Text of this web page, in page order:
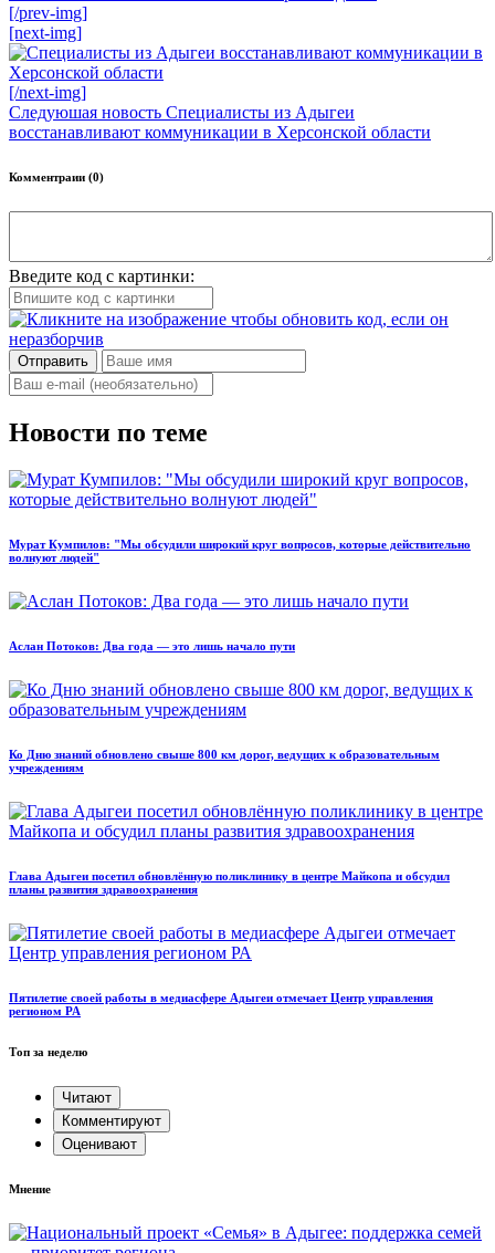
[/prev-img]
[next-img]
[/next-img]
Следуюшая новость Специалисты из Адыгеи
восстанавливают коммуникации в Херсонской области
Комментраии (0)
Введите код с картинки:
Отправить
Новости по теме
Мурат Кумпилов: "Мы обсудили широкий круг вопросов, которые действительно
волнуют людей"
Аслан Потоков: Два года — это лишь начало пути
Ко Дню знаний обновлено свыше 800 км дорог, ведущих к образовательным
учреждениям
Глава Адыгеи посетил обновлённую поликлинику в центре Майкопа и обсудил
планы развития здравоохранения
Пятилетие своей работы в медиасфере Адыгеи отмечает Центр управления
регионом РА
Топ за неделю
Читают
Комментируют
Оценивают
Мнение